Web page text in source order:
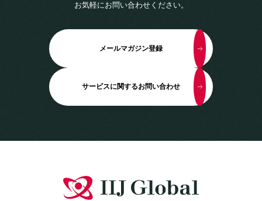
お気軽にお問い合わせください。
メールマガジン登録
サービスに関するお問い合わせ